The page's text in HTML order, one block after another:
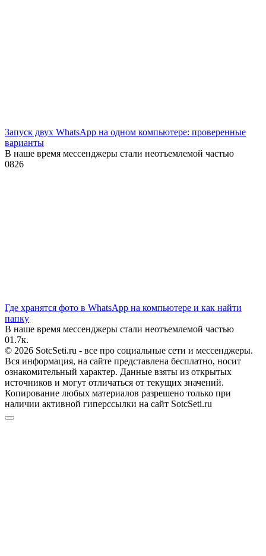
Запуск двух WhatsApp на одном компьютере: проверенные
варианты
В наше время мессенджеры стали неотъемлемой частью
0826
Где хранятся фото в WhatsApp на компьютере и как найти
папку
В наше время мессенджеры стали неотъемлемой частью
01.7к.
© 2026 SotcSeti.ru - все про социальные сети и мессенджеры.
Вся информация, на сайте представлена бесплатно, носит
ознакомительный характер. Данные взяты из открытых
источников и могут отличаться от текущих значений.
Копирование любых материалов разрешено только при
наличии активной гиперссылки на сайт SotcSeti.ru